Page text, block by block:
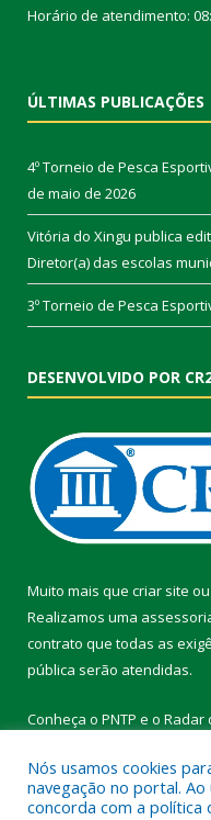
Horário de atendimento:
ÚLTIMAS PUBLICAÇÕES
4º Torneio de Pesca
de maio de 2026
Vitória do Xingu publica
Diretor(a) das escolas
3º Torneio de Pesca
DESENVOLVIDO POR
Muito mais que criar site ou
Realizamos uma
contrato que todas as
pública serão atendidas.
Conheça o PNTP e o Radar
Nós usamos cookies
navegação no portal.
concorda com a política